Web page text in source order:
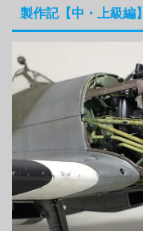
製作記【中・上級編】